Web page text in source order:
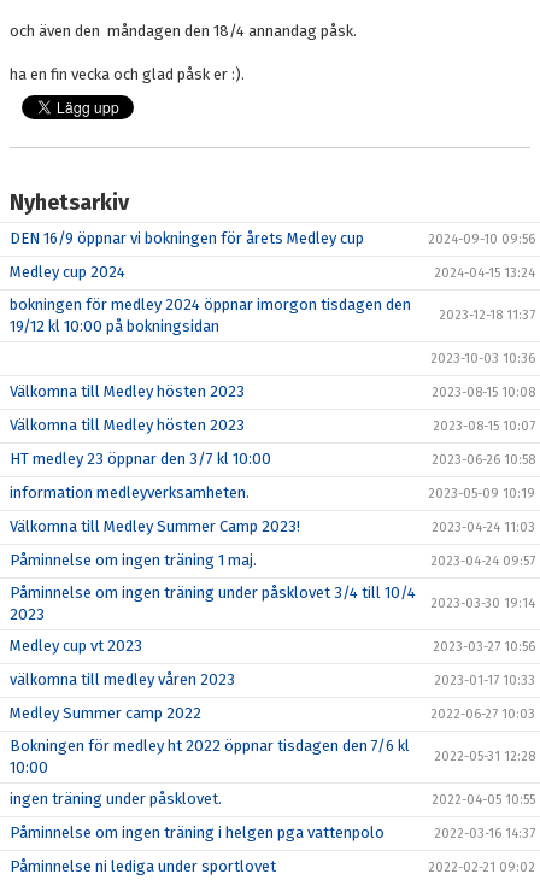
och även den måndagen den 18/4 annandag påsk.
ha en fin vecka och glad påsk er :).
Nyhetsarkiv
DEN 16/9 öppnar vi bokningen för årets Medley cup 2024-09-10 09:56
Medley cup 2024 2024-04-15 13:24
bokningen för medley 2024 öppnar imorgon tisdagen den
19/12 kl 10:00 på bokningsidan
2023-12-18 11:37
2023-10-03 10:36
Välkomna till Medley hösten 2023 2023-08-15 10:08
Välkomna till Medley hösten 2023 2023-08-15 10:07
HT medley 23 öppnar den 3/7 kl 10:00 2023-06-26 10:58
information medleyverksamheten. 2023-05-09 10:19
Välkomna till Medley Summer Camp 2023! 2023-04-24 11:03
Påminnelse om ingen träning 1 maj. 2023-04-24 09:57
Påminnelse om ingen träning under påsklovet 3/4 till 10/4
2023
2023-03-30 19:14
Medley cup vt 2023 2023-03-27 10:56
välkomna till medley våren 2023 2023-01-17 10:33
Medley Summer camp 2022 2022-06-27 10:03
Bokningen för medley ht 2022 öppnar tisdagen den 7/6 kl
10:00
2022-05-31 12:28
ingen träning under påsklovet. 2022-04-05 10:55
Påminnelse om ingen träning i helgen pga vattenpolo 2022-03-16 14:37
Påminnelse ni lediga under sportlovet 2022-02-21 09:02